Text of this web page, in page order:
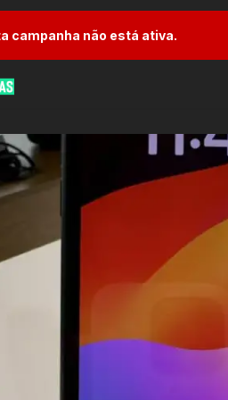
campanha não está ativa.